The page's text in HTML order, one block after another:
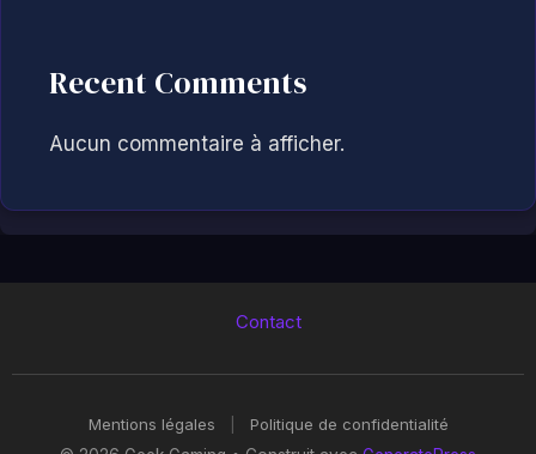
Recent Comments
Aucun commentaire à afficher.
Contact
Mentions légales
Politique de confidentialité